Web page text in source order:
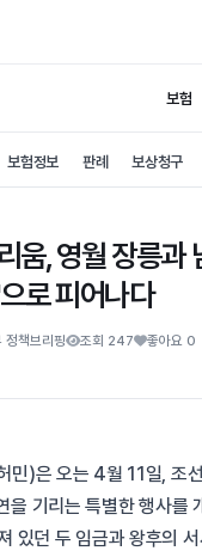
보험
보험정보 판례 보상청구
움, 영월 장릉과
로 피어나다
정책브리핑 조회 247 좋아요 0
민)은 오는 4월 11일, 조
을 기리는 특별한 행사를
있던 두 임금과 왕후의 서